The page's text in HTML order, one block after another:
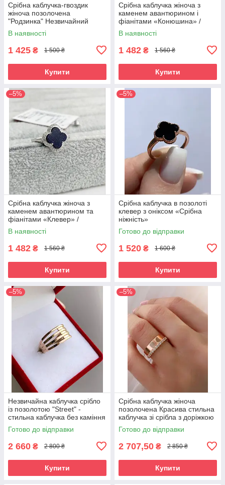
Срібна каблучка-гвоздик
жіноча позолочена
"Родзинка" Незвичайний
перстень срібло 925 проби
В наявності
1 425 ₴ 1 500 ₴
Купити
Срібна каблучка жіноча з
каменем авантюрином і
фіанітами «Конюшина» /
Стильна каблучка зі срібла
позолочена
В наявності
1 482 ₴ 1 560 ₴
Купити
–5%
Срібна каблучка жіноча з
каменем авантюрином та
фіанітами «Клевер» /
Стильна каблучка зі срібла
925 проби
В наявності
1 482 ₴ 1 560 ₴
Купити
–5%
Срібна каблучка в позолоті
клевер з оніксом «Срібна
ніжність»
Готово до відправки
1 520 ₴ 1 600 ₴
Купити
–5%
Незвичайна каблучка срібло
із позолотою "Street" -
стильна каблучка без каміння
Готово до відправки
2 660 ₴ 2 800 ₴
Купити
–5%
Срібна каблучка жіноча
позолочена Красива стильна
каблучка зі срібла з доріжкою
білих фіанітів
Готово до відправки
2 707,50 ₴ 2 850 ₴
Купити